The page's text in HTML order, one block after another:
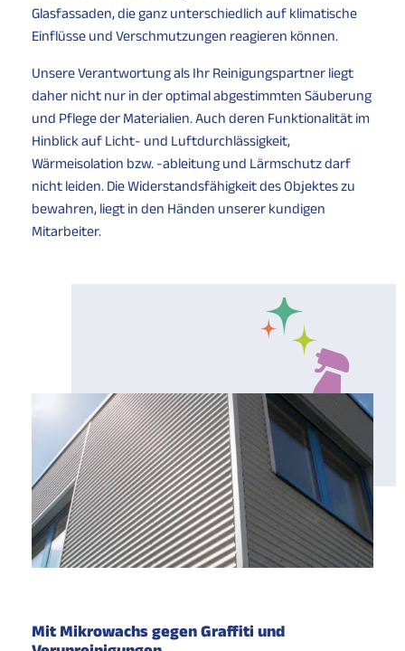
Glasfassaden, die ganz unterschiedlich auf klimatische
Einflüsse und Verschmutzungen reagieren können.
Unsere Verantwortung als Ihr Reinigungspartner liegt
daher nicht nur in der optimal abgestimmten Säuberung
und Pflege der Materialien. Auch deren Funktionalität im
Hinblick auf Licht- und Luftdurchlässigkeit,
Wärmeisolation bzw. -ableitung und Lärmschutz darf
nicht leiden. Die Widerstandsfähigkeit des Objektes zu
bewahren, liegt in den Händen unserer kundigen
Mitarbeiter.
Mit Mikrowachs gegen Graffiti und